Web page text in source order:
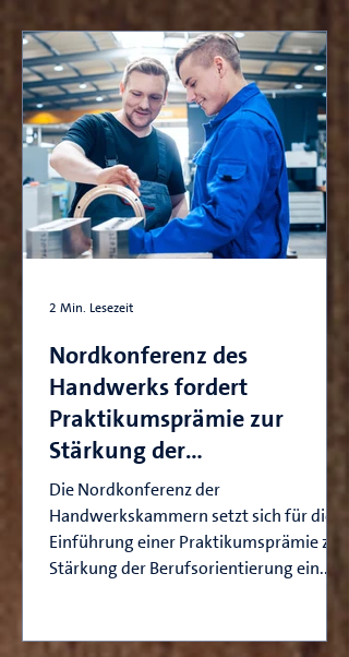
Nordkonferenz des
Handwerks fordert
Praktikumsprämie zur
Stärkung der
Berufsorientierung
Die Nordkonferenz der
Handwerkskammern setzt sich für die
Einführung einer Praktikumsprämie zur
Stärkung der Berufsorientierung ein....
2 Min. Lesezeit